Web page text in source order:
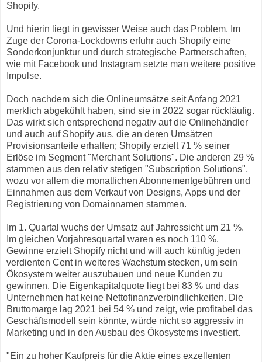
Shopify.
Und hierin liegt in gewisser Weise auch das Problem. Im
Zuge der Corona-Lockdowns erfuhr auch Shopify eine
Sonderkonjunktur und durch strategische Partnerschaften,
wie mit Facebook und Instagram setzte man weitere positive
Impulse.
Doch nachdem sich die Onlineumsätze seit Anfang 2021
merklich abgekühlt haben, sind sie in 2022 sogar rückläufig.
Das wirkt sich entsprechend negativ auf die Onlinehändler
und auch auf Shopify aus, die an deren Umsätzen
Provisionsanteile erhalten; Shopify erzielt 71 % seiner
Erlöse im Segment "Merchant Solutions". Die anderen 29 %
stammen aus den relativ stetigen "Subscription Solutions",
wozu vor allem die monatlichen Abonnementgebühren und
Einnahmen aus dem Verkauf von Designs, Apps und der
Registrierung von Domainnamen stammen.
Im 1. Quartal wuchs der Umsatz auf Jahressicht um 21 %.
Im gleichen Vorjahresquartal waren es noch 110 %.
Gewinne erzielt Shopify nicht und will auch künftig jeden
verdienten Cent in weiteres Wachstum stecken, um sein
Ökosystem weiter auszubauen und neue Kunden zu
gewinnen. Die Eigenkapitalquote liegt bei 83 % und das
Unternehmen hat keine Nettofinanzverbindlichkeiten. Die
Bruttomarge lag 2021 bei 54 % und zeigt, wie profitabel das
Geschäftsmodell sein könnte, würde nicht so aggressiv in
Marketing und in den Ausbau des Ökosystems investiert.
"Ein zu hoher Kaufpreis für die Aktie eines exzellenten